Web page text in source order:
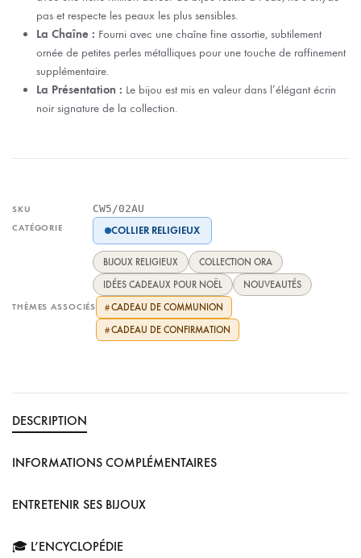
pas et respecte les peaux les plus sensibles.
La Chaîne : Fourni avec une chaîne fine assortie, subtilement
ornée de petites perles métalliques pour une touche de raffinement
supplémentaire.
La Présentation : Le bijou est mis en valeur dans l’élégant écrin
noir signature de la collection.
SKU CW5/02AU
CATÉGORIE COLLIER RELIGIEUX
BIJOUX RELIGIEUX
COLLECTION ORA
IDÉES CADEAUX POUR NOËL
NOUVEAUTÉS
THÈMES ASSOCIÉS #CADEAU DE COMMUNION
#CADEAU DE CONFIRMATION
DESCRIPTION
INFORMATIONS COMPLÉMENTAIRES
ENTRETENIR SES BIJOUX
🎓 L’ENCYCLOPÉDIE